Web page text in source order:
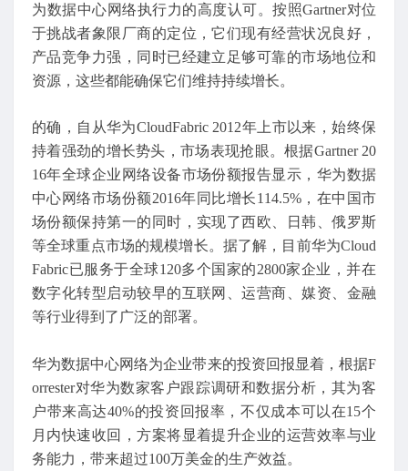
为数据中心网络执行力的高度认可。按照Gartner对位
于挑战者象限厂商的定位，它们现有经营状况良好，
产品竞争力强，同时已经建立足够可靠的市场地位和
资源，这些都能确保它们维持持续增长。
的确，自从华为CloudFabric 2012年上市以来，始终保
持着强劲的增长势头，市场表现抢眼。根据Gartner 20
16年全球企业网络设备市场份额报告显示，华为数据
中心网络市场份额2016年同比增长114.5%，在中国市
场份额保持第一的同时，实现了西欧、日韩、俄罗斯
等全球重点市场的规模增长。据了解，目前华为Cloud
Fabric已服务于全球120多个国家的2800家企业，并在
数字化转型启动较早的互联网、运营商、媒资、金融
等行业得到了广泛的部署。
华为数据中心网络为企业带来的投资回报显着，根据F
orrester对华为数家客户跟踪调研和数据分析，其为客
户带来高达40%的投资回报率，不仅成本可以在15个
月内快速收回，方案将显着提升企业的运营效率与业
务能力，带来超过100万美金的生产效益。